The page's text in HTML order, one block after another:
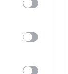
τη